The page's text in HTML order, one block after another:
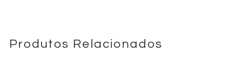
Produtos Relacionados